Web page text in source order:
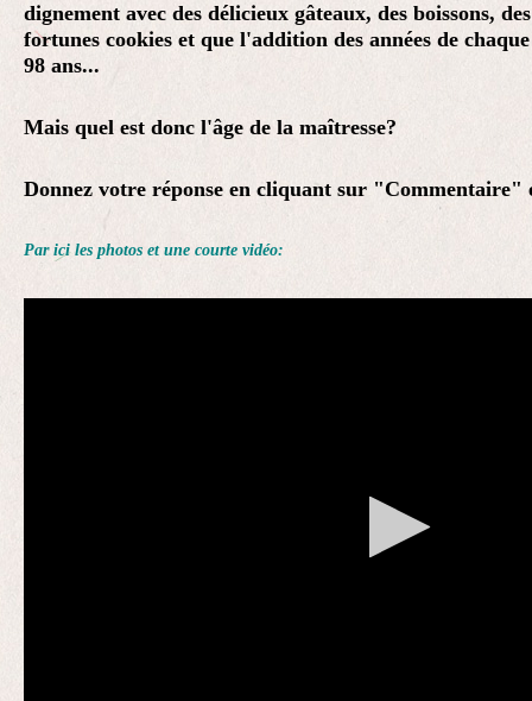
dignement avec des délicieux gâteaux, des boissons,
fortunes cookies et que l'addition des années de
98 ans...
Mais quel est donc l'âge de la maîtresse?
Donnez votre réponse en cliquant sur "Commentaire"
Par ici les photos et une courte vidéo: